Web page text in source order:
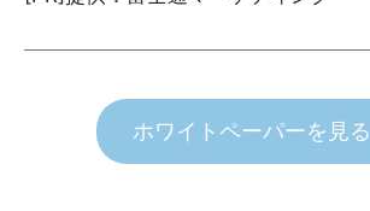
ホワイトペーパーを見る